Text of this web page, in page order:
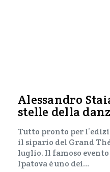
Alessandro
stelle della
Tutto pronto per
il sipario del Grand
luglio. Il famoso
Ipatova è uno dei…